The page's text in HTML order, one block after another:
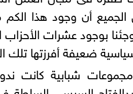
الجميع أن وجود هذا
بوجود عشرات
ضعيفة أفرزتها تلك
شبابية كانت